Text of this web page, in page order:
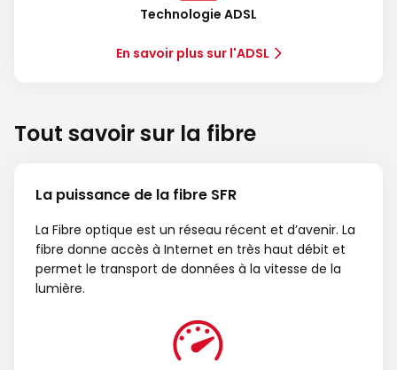
Technologie ADSL
En savoir plus sur l'ADSL
Tout savoir sur la fibre
La puissance de la fibre SFR
La Fibre optique est un réseau récent et d’avenir. La
fibre donne accès à Internet en très haut débit et
permet le transport de données à la vitesse de la
lumière.